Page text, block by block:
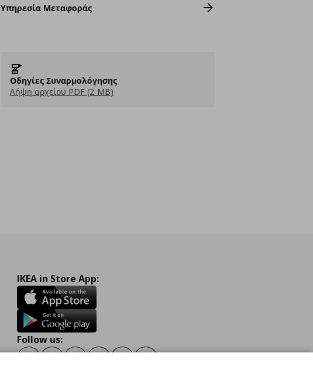
Υπηρεσία Μεταφοράς
Οδηγίες Συναρμολόγησης
Λήψη αρχείου PDF (2 MB)
IKEA in Store App:
Follow us: